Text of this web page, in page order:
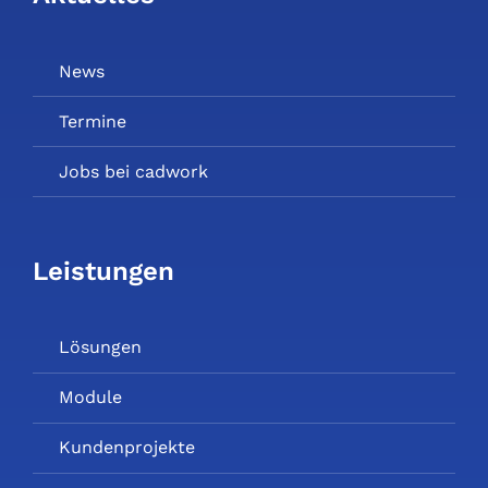
News
Termine
Jobs bei cadwork
Leistungen
Lösungen
Module
Kundenprojekte